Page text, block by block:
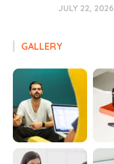
JULY 22, 2026
GALLERY